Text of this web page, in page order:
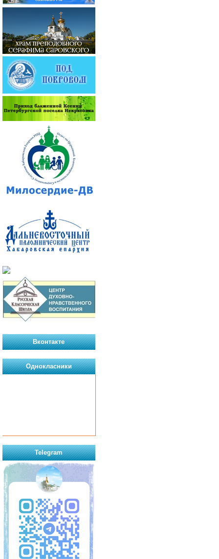
Вконтакте
Однокласники
Telegram